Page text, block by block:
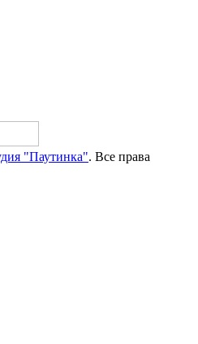
"Паутинка". Все права